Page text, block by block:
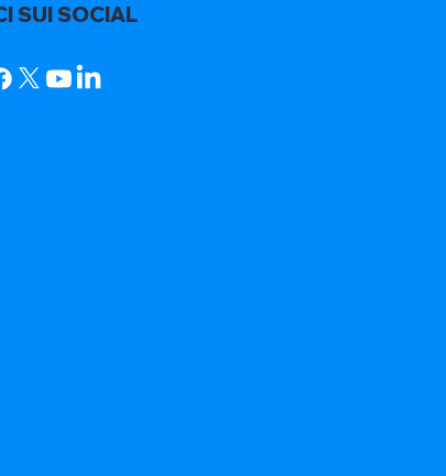
SUI SOCIAL